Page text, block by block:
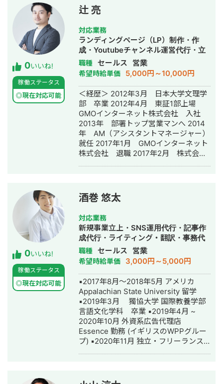
要事項説明・契約書類作成などの決済
業務、購入顧客向けの賃貸管理受託交
渉。 人材紹介・キャリアアドバイザー
業務 求職者への電話面談(新規・過去登
録者の掘り起こし)、キャリアヒアリン
グ、求人提案、応募意思獲得後の企業
への推薦・選考状況共有・面接調整・
条件面すり合わせ、内定までのクロー
ジング対応。 法人営業・インサイドセ
ールス 企業への新規アウトバウンド(テ
レアポ・フォーム送付)、リスト作成・
管理、商談創出、営業スクリプト設
計・KPI管理などの営業体制構築。 現
職(フリーランス) 不動産仲介(元付け中
心)と求人サイトの営業代行
0いいね!
稼働ステータス
◎現在対応可能
辻 亮
対応業務
ランディングページ（LP）制作・作
成・Youtubeチャンネル運営代行・立
ち上げ・ECサイト構築・ネットショッ
プ作成代行・SEO対策・SNS運用代
行・記事作成代行・ライティング・ホ
ームページ制作・作成・バナー制作・
デザイン・ロゴデザイン・作成・動画
制作・動画編集・営業代行
職種 セールス 営業
希望時給単価 5,000円～10,000円
＜経歴＞ 2012年3月 日本大学文理学
部 卒業 2012年4月 東証1部上場
GMOインターネット株式会社 入社
2013年 部署トップ営業マンへ 2014
年 AM（アシスタントマネージャー）
就任 2017年1月 GMOインターネット
株式会社 退職 2017年2月 株式会社
業、特にSEO、MEO領域において、セ
ールス・カスタマーサクセス・プロダ
クト全体を統括。 検索プラットフォー
ムソリューションを軸にした集客支援
領域を主に担当。 MEO対策では累計
4,500店舗以上の対策を監修。 2021年1
月 株式会社プロモスト 辞任 2021年
1月 株式会社MainC（メインク） 設
立
0いいね!
稼働ステータス
◎現在対応可能
酒巻 悠太
対応業務
新規事業立上・SNS運用代行・記事作
成代行・ライティング・翻訳・事務代
行・動画制作・動画編集・営業代行
職種 セールス 営業
希望時給単価 3,000円～5,000円
▪️2017年8月〜2018年5月 アメリカ
Appalachian State University 留学
▪️2019年3月 獨協大学 国際教養学部
言語文化学科 卒業 ▪️2019年4月 ~
2020年10月 外資系広告代理店
Essence 勤務 (イギリスのWPPグルー
プ) ▪️2020年11月 独立・フリーランス
告品質チェック ▪️2021年5月〜2023年